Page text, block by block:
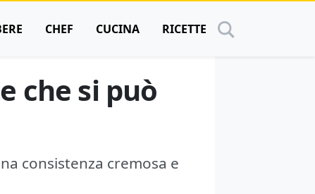
CHEF CUCINA RICETTE
che si può
consistenza cremosa e